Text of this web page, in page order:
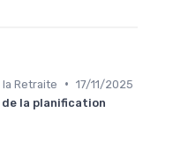
Retraite • 17/11/2025
la planification